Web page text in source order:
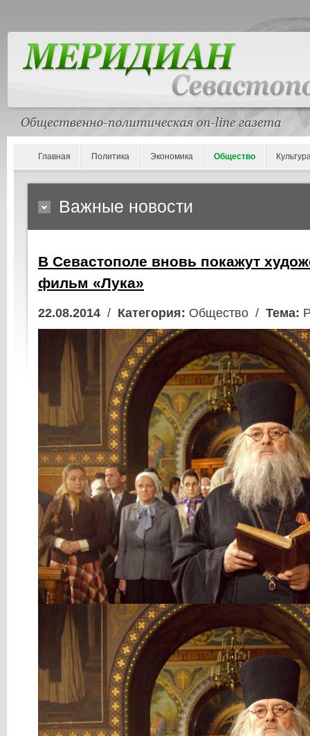
Главная Политика Экономика Общество
Важные новости
В Севастополе вновь покажут
фильм «Лука»
22.08.2014 / Категория: Общество / Тема: